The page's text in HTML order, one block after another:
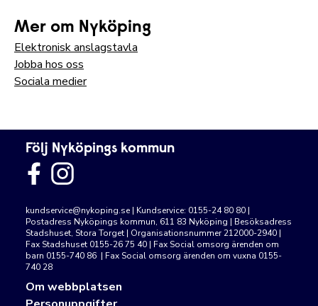
Mer om Nyköping
Elektronisk anslagstavla
Jobba hos oss
Sociala medier
Följ Nyköpings kommun
kundservice@nykoping.se | Kundservice: 0155-24 80 80 |
Postadress Nyköpings kommun, 611 83 Nyköping | Besöksadress
Stadshuset, Stora Torget | Organisationsnummer 212000-2940 |
Fax Stadshuset 0155-26 75 40 | Fax Social omsorg ärenden om
barn 0155-740 86 | Fax Social omsorg ärenden om vuxna 0155-
740 28
Om webbplatsen